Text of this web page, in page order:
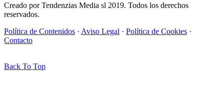
Creado por Tendenzias Media sl 2019. Todos los derechos
reservados.
Política de Contenidos · Aviso Legal · Política de Cookies ·
Contacto
Back To Top